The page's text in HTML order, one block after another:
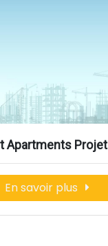
Apartments Projet
En savoir plus